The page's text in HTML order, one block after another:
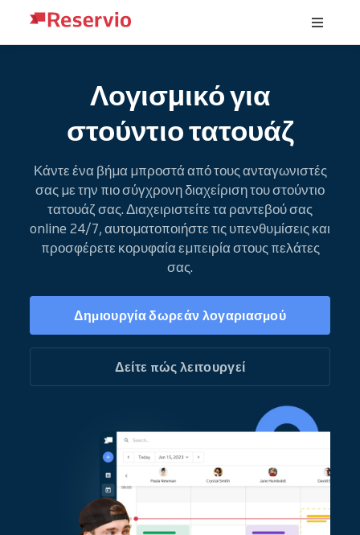
Λογισμικό για
στούντιο τατουάζ
Κάντε ένα βήμα μπροστά από τους ανταγωνιστές
σας με την πιο σύγχρονη διαχείριση του στούντιο
τατουάζ σας. Διαχειριστείτε τα ραντεβού σας
online 24/7, αυτοματοποιήστε τις υπενθυμίσεις και
προσφέρετε κορυφαία εμπειρία στους πελάτες
σας.
Δημιουργία δωρεάν λογαριασμού
Δείτε πώς λειτουργεί